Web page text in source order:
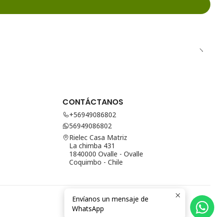
CONTÁCTANOS
+56949086802
56949086802
Rielec Casa Matriz
La chimba 431
1840000 Ovalle - Ovalle
Coquimbo - Chile
Envíanos un mensaje de
WhatsApp